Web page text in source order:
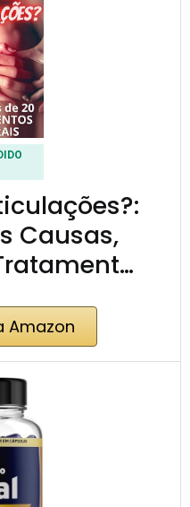
Causas,
Amazon